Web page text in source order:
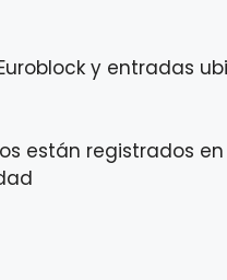
y entradas
están registrados en